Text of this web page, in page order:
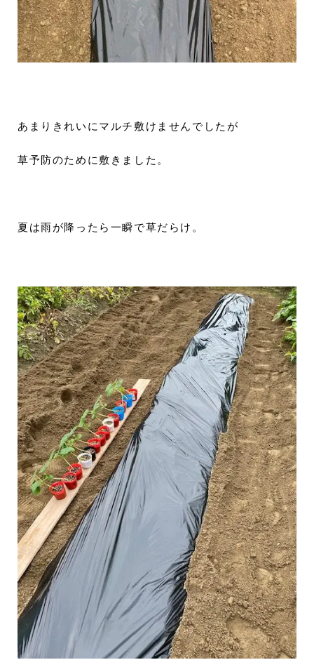
あまりきれいにマルチ敷けませんでしたが
草予防のために敷きました。
夏は雨が降ったら一瞬で草だらけ。